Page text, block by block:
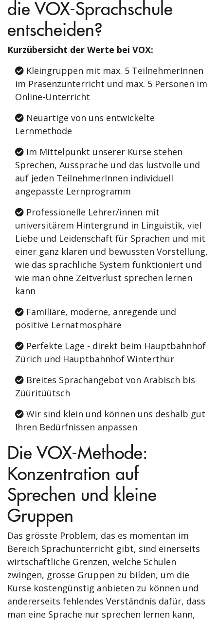
die VOX-Sprachschule
entscheiden?
Kurzübersicht der Werte bei VOX:
Kleingruppen mit max. 5 TeilnehmerInnen
im Präsenzunterricht und max. 5 Personen im
Online-Unterricht
Neuartige von uns entwickelte
Lernmethode
Im Mittelpunkt unserer Kurse stehen
Sprechen, Aussprache und das lustvolle und
auf jeden TeilnehmerInnen individuell
angepasste Lernprogramm
Professionelle Lehrer/innen mit
universitärem Hintergrund in Linguistik, viel
Liebe und Leidenschaft für Sprachen und mit
einer ganz klaren und bewussten Vorstellung,
wie das sprachliche System funktioniert und
wie man ohne Zeitverlust sprechen lernen
kann
Familiäre, moderne, anregende und
positive Lernatmosphäre
Perfekte Lage - direkt beim Hauptbahnhof
Zürich und Hauptbahnhof Winterthur
Breites Sprachangebot von Arabisch bis
Züüritüütsch
Wir sind klein und können uns deshalb gut
Ihren Bedürfnissen anpassen
Die VOX-Methode:
Konzentration auf
Sprechen und kleine
Gruppen
Das grösste Problem, das es momentan im
Bereich Sprachunterricht gibt, sind einerseits
wirtschaftliche Grenzen, welche Schulen
zwingen, grosse Gruppen zu bilden, um die
Kurse kostengünstig anbieten zu können und
andererseits fehlendes Verständnis dafür, dass
man eine Sprache nur sprechen lernen kann,